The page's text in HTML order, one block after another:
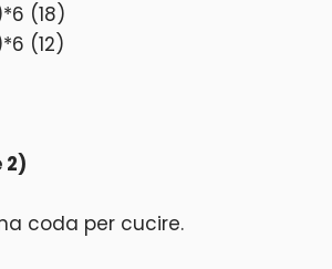
(18)
(12)
2)
coda per cucire.